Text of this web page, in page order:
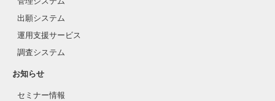
出願システム
運用支援サービス
調査システム
お知らせ
セミナー情報